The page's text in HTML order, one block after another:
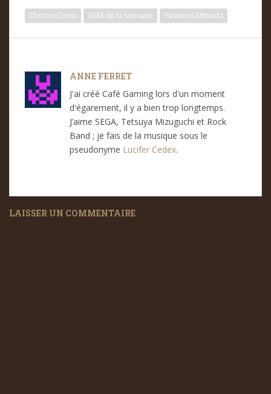
Chrono Cross VGM de la semaine Yasunori Mitsuda
ANNE FERRET
J'ai créé Café Gaming lors d'un moment
d'égarement, il y a bien trop longtemps.
J’aime SEGA, Tetsuya Mizuguchi et Rock
Band ; je fais de la musique sous le
pseudonyme Lucifer Cedex.
LAISSER UN COMMENTAIRE